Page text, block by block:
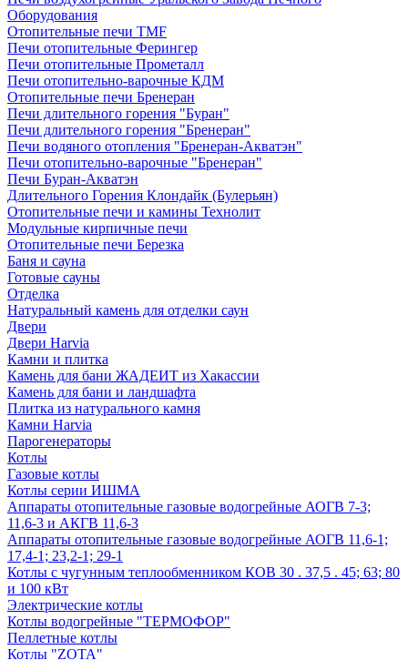
Оборудования
Отопительные печи TMF
Печи отопительные Ферингер
Печи отопительные Прометалл
Печи отопительно-варочные КДМ
Отопительные печи Бренеран
Печи длительного горения "Буран"
Печи длительного горения "Бренеран"
Печи водяного отопления "Бренеран-Акватэн"
Печи отопительно-варочные "Бренеран"
Печи Буран-Акватэн
Длительного Горения Клондайк (Булерьян)
Отопительные печи и камины Технолит
Модульные кирпичные печи
Отопительные печи Березка
Баня и сауна
Готовые сауны
Отделка
Натуральный камень для отделки саун
Двери
Двери Harvia
Камни и плитка
Камень для бани ЖАДЕИТ из Хакассии
Камень для бани и ландшафта
Плитка из натурального камня
Камни Harvia
Парогенераторы
Котлы
Газовые котлы
Котлы серии ИШМА
Аппараты отопительные газовые водогрейные АОГВ 7-3;
11,6-3 и АКГВ 11,6-3
Аппараты отопительные газовые водогрейные АОГВ 11,6-1;
17,4-1; 23,2-1; 29-1
Котлы с чугунным теплообменником КОВ 30 . 37,5 . 45; 63; 80
и 100 кВт
Электрические котлы
Котлы водогрейные "ТЕРМОФОР"
Пеллетные котлы
Котлы "ZOTA"